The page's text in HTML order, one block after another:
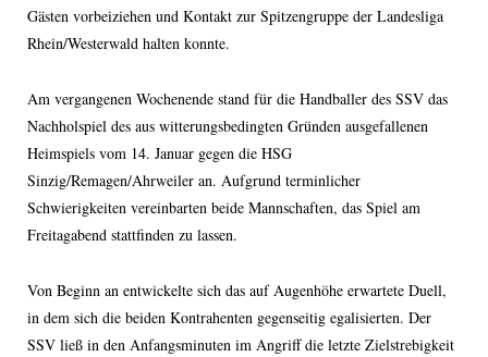
Gästen vorbeiziehen und Kontakt zur Spitzengruppe der Landesliga
Rhein/Westerwald halten konnte.
Am vergangenen Wochenende stand für die Handballer des SSV das
Nachholspiel des aus witterungsbedingten Gründen ausgefallenen
Heimspiels vom 14. Januar gegen die HSG
Sinzig/Remagen/Ahrweiler an. Aufgrund terminlicher
Schwierigkeiten vereinbarten beide Mannschaften, das Spiel am
Freitagabend stattfinden zu lassen.
Von Beginn an entwickelte sich das auf Augenhöhe erwartete Duell,
in dem sich die beiden Kontrahenten gegenseitig egalisierten. Der
SSV ließ in den Anfangsminuten im Angriff die letzte Zielstrebigkeit